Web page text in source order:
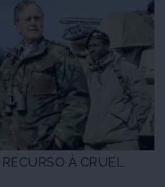
À CRUEL